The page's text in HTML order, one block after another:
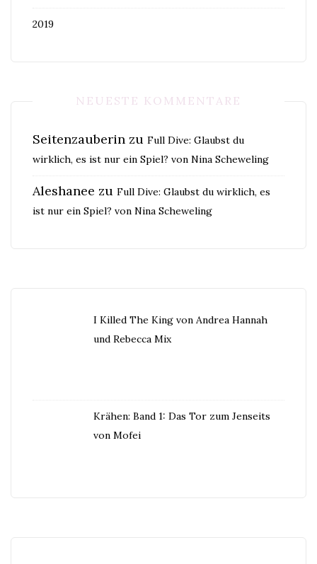
2019
NEUESTE KOMMENTARE
Seitenzauberin zu Full Dive: Glaubst du
wirklich, es ist nur ein Spiel? von Nina Scheweling
Aleshanee zu Full Dive: Glaubst du wirklich, es
ist nur ein Spiel? von Nina Scheweling
I Killed The King von Andrea Hannah
und Rebecca Mix
Krähen: Band 1: Das Tor zum Jenseits
von Mofei